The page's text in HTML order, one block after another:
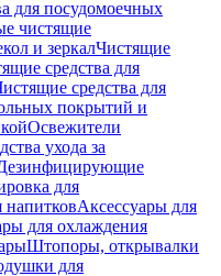
для посудомоечных
чистящие
и зеркалЧистящие
средства для
средства для
покрытий и
Освежители
ухода за
для
напитковАксессуары для
для охлаждения
Штопоры, открывалки
для